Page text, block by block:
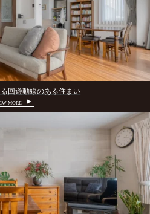
回遊動線のある住まい
MORE